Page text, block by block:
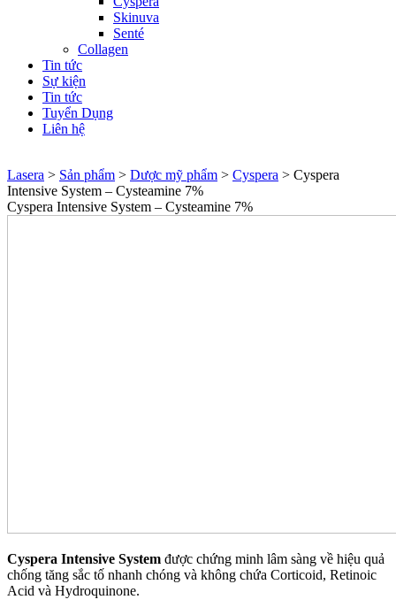
Skinuva
Senté
Collagen
Tin tức
Sự kiện
Tin tức
Tuyển Dụng
Liên hệ
Lasera > Sản phẩm > Dược mỹ phẩm > Cyspera > Cyspera
Intensive System – Cysteamine 7%
Cyspera Intensive System – Cysteamine 7%
Cyspera Intensive System được chứng minh lâm sàng về hiệu quả
chống tăng sắc tố nhanh chóng và không chứa Corticoid, Retinoic
Acid và Hydroquinone.